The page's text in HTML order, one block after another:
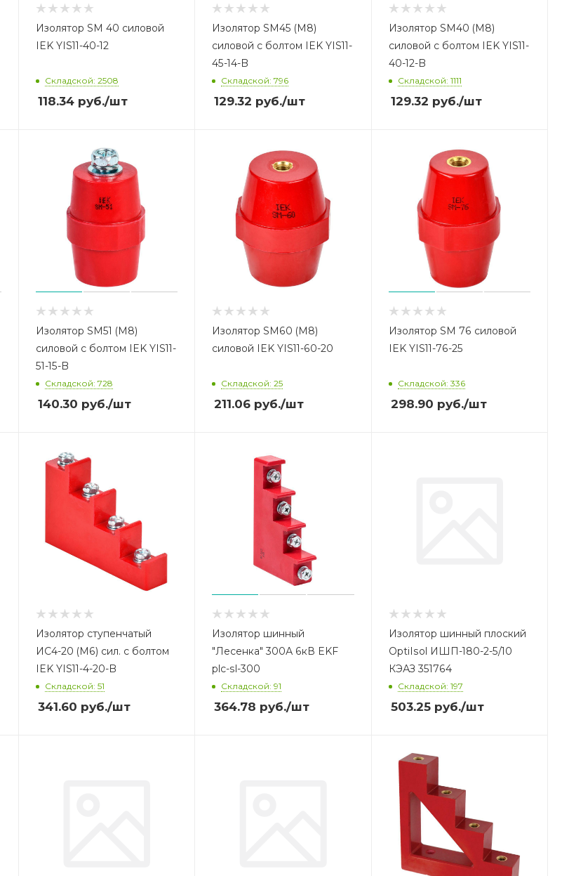
Изолятор SM 40 силовой
IEK YIS11-40-12
Складской: 2508
118.34руб./шт
Изолятор SM45 (М8)
силовой с болтом IEK YIS11-
45-14-B
Складской: 796
129.32 руб./шт
Изолятор SM40 (М8)
силовой с болтом IEK YIS11-
40-12-B
Складской: 1111
129.32 руб./шт
Изолятор SM51 (М8)
силовой с болтом IEK YIS11-
51-15-B
Складской: 728
140.30 руб./шт
Изолятор SM60 (М8)
силовой IEK YIS11-60-20
Складской: 25
211.06 руб./шт
Изолятор SM 76 силовой
IEK YIS11-76-25
Складской: 336
298.90 руб./шт
Изолятор ступенчатый
ИС4-20 (М6) сил. с болтом
IEK YIS11-4-20-B
Складской: 51
341.60 руб./шт
Изолятор шинный
"Лесенка" 300А 6кВ EKF
plc-sl-300
Складской: 91
364.78 руб./шт
Изолятор шинный плоский
OptiIsol ИШП-180-2-5/10
КЭАЗ 351764
Складской: 197
503.25руб./шт